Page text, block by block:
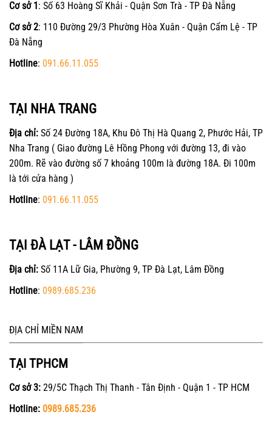
Cơ sở 1: Số 63 Hoàng Sĩ Khải - Quận Sơn Trà - TP Đà Nẵng
Cơ sở 2: 110 Đường 29/3 Phường Hòa Xuân - Quận Cẩm Lệ - TP
Đà Nẵng
Hotline: 091.66.11.055
TẠI NHA TRANG
Địa chỉ: Số 24 Đường 18A, Khu Đô Thị Hà Quang 2, Phước Hải, TP
Nha Trang ( Giao đường Lê Hồng Phong với đường 13, đi vào
200m. Rẽ vào đường số 7 khoảng 100m là đường 18A. Đi 100m
là tới cửa hàng )
Hotline: 091.66.11.055
TẠI ĐÀ LẠT - LÂM ĐỒNG
Địa chỉ: Số 11A Lữ Gia, Phường 9, TP Đà Lạt, Lâm Đồng
Hotline: 0989.685.236
ĐỊA CHỈ MIỀN NAM
TẠI TPHCM
Cơ sở 3: 29/5C Thạch Thị Thanh - Tân Định - Quận 1 - TP HCM
Hotline: 0989.685.236